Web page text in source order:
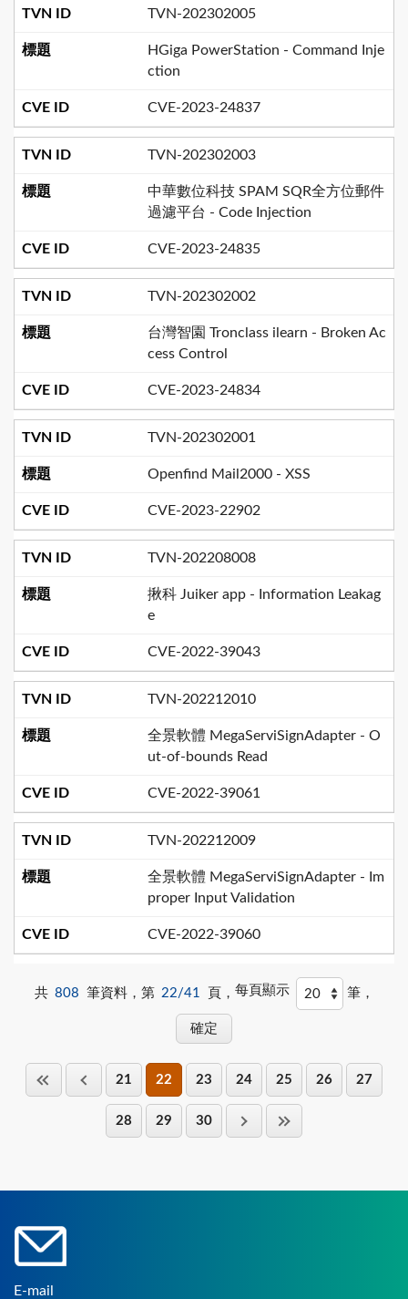
TVN-202302005
HGiga PowerStation - Command Inje
ction
CVE-2023-24837
TVN-202302003
中華數位科技 SPAM SQR全方位郵件
過濾平台 - Code Injection
CVE-2023-24835
TVN-202302002
台灣智園 Tronclass ilearn - Broken Ac
cess Control
CVE-2023-24834
TVN-202302001
Openfind Mail2000 - XSS
CVE-2023-22902
TVN-202208008
揪科 Juiker app - Information Leakag
e
CVE-2022-39043
TVN-202212010
全景軟體 MegaServiSignAdapter - O
ut-of-bounds Read
CVE-2022-39061
TVN-202212009
全景軟體 MegaServiSignAdapter - Im
proper Input Validation
CVE-2022-39060
共 808 筆資料，第 22/41 頁， 每頁顯示 筆，
21 22 23 24 25 26 27
28 29 30
E-mail